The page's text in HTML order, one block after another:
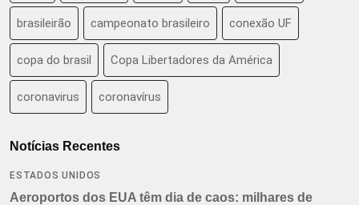
brasileirão campeonato brasileiro conexão UF
copa do brasil Copa Libertadores da América
coronavirus coronavírus
Notícias Recentes
ESTADOS UNIDOS
Aeroportos dos EUA têm dia de caos: milhares de